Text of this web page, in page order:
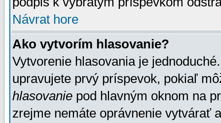
Návrat hore
Ako vytvorím hlasovanie?
Vytvorenie hlasovania je
upravujete prvý príspevok, pokiaľ
hlasovanie pod hlavným oknom na
zrejme nemáte oprávnenie vytvárať